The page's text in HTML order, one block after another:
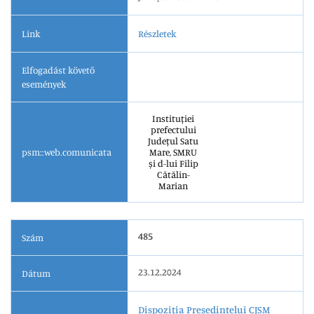
Link Részletek
Elfogadást követő
események
psm::web.comunicata
Instituției
prefectului
Județul Satu
Mare, SMRU
și d-lui Filip
Cătălin-
Marian
Szám 485
Dátum 23.12.2024
Dispoziția Președintelui CJSM